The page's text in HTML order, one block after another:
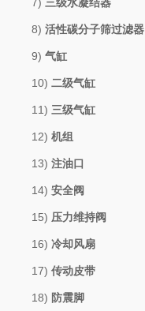
8) 活性碳分子筛过滤器
9) 气缸
10) 二级气缸
11) 三级气缸
12) 机组
13) 注油口
14) 安全阀
15) 压力维持阀
16) 冷却风扇
17) 传动皮带
18) 防震脚